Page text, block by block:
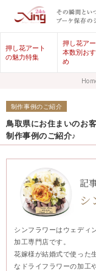
押し花アート
の魅力特集
押し花ア
本数別お
め
制作事例のご紹介
鳥取県にお住まいのお
制作事例のご紹介♪
記
シンフラワーはウェディ
加工専門店です。
花嫁様が結婚式で使った
なドライフラワーの加工